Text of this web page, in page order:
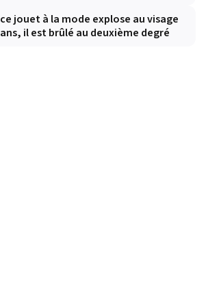
jouet à la mode explose au visage
il est brûlé au deuxième degré